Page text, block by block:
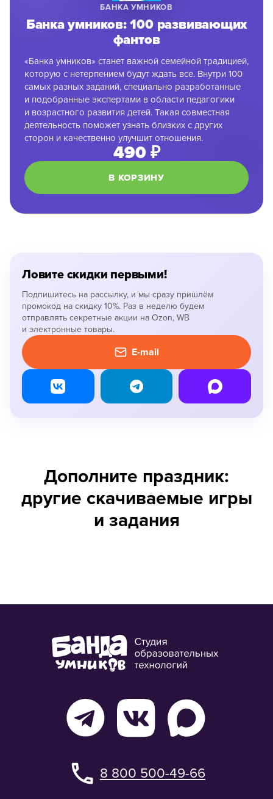
БАНКА УМНИКОВ
Банка умников: 100 развивающих
фантов
«Банка умников» станет важной семейной традицией,
которую с нетерпением будут ждать все. Внутри 100
самых разных заданий, специально разработанные
и подобранные экспертами в области педагогики
и возрастного развития детей. Такая совместная
деятельность поможет узнать близких с других
сторон и качественно улучшит отношения.
490 ₽
В КОРЗИНУ
Ловите скидки первыми!
Подпишитесь на рассылку, и мы сразу пришлём
промокод на скидку 10%. Раз в неделю будем
отправлять секретные акции на Ozon, WB
и электронные товары.
E-mail
Дополните праздник:
другие скачиваемые игры
и задания